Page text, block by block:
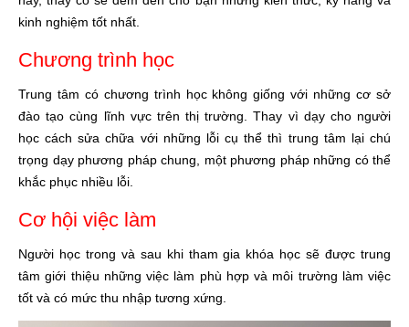
kinh nghiệm tốt nhất.
Chương trình học
Trung tâm có chương trình học không giống với những cơ sở
đào tạo cùng lĩnh vực trên thị trường. Thay vì dạy cho người
học cách sửa chữa với những lỗi cụ thể thì trung tâm lại chú
trọng dạy phương pháp chung, một phương pháp những có thể
khắc phục nhiều lỗi.
Cơ hội việc làm
Người học trong và sau khi tham gia khóa học sẽ được trung
tâm giới thiệu những việc làm phù hợp và môi trường làm việc
tốt và có mức thu nhập tương xứng.